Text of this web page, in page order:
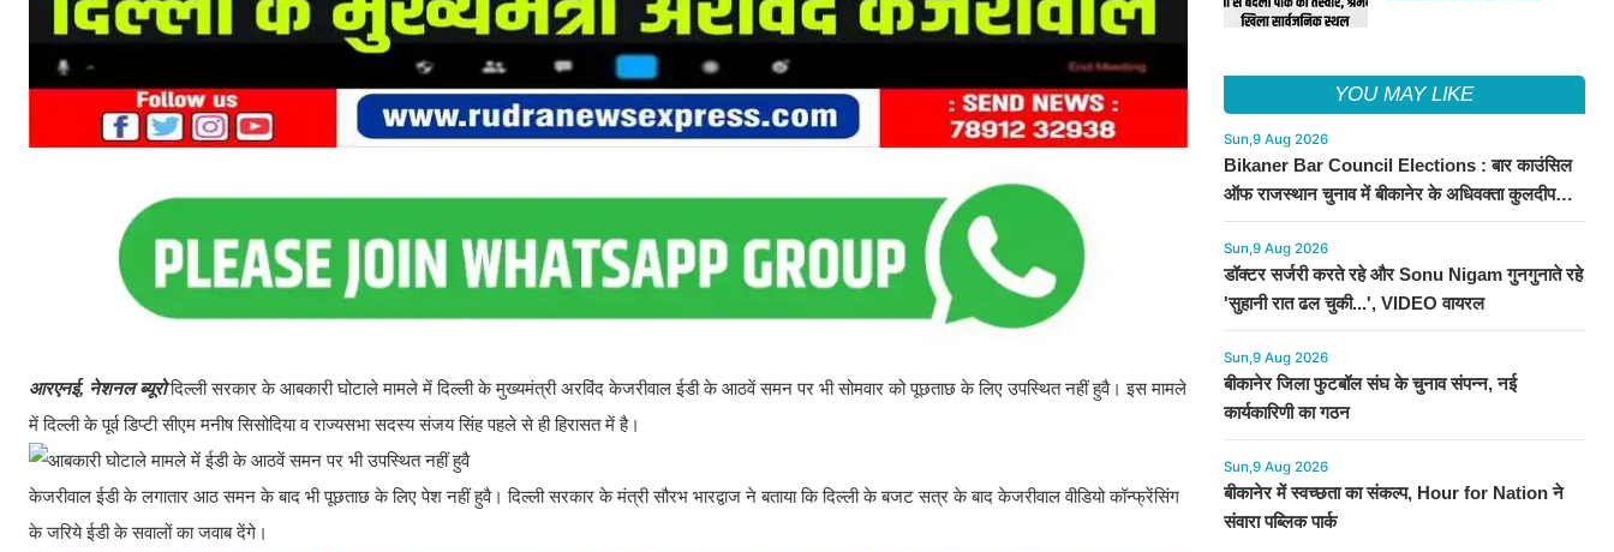
आरएनई, नेशनल ब्यूरोदिल्ली सरकार के आबकारी घोटाले मामले में दिल्ली के मुख्यमंत्री अरविंद केजरीवाल ईडी के आठवें समन पर भी सोमवार को पूछताछ के लिए उपस्थित नहीं हुवै। इस मामले
में दिल्ली के पूर्व डिप्टी सीएम मनीष सिसोदिया व राज्यसभा सदस्य संजय सिंह पहले से ही हिरासत में है।
केजरीवाल ईडी के लगातार आठ समन के बाद भी पूछताछ के लिए पेश नहीं हुवै। दिल्ली सरकार के मंत्री सौरभ भारद्वाज ने बताया कि दिल्ली के बजट सत्र के बाद केजरीवाल वीडियो कॉन्फ्रेंसिंग
के जरिये ईडी के सवालों का जवाब देंगे।
YOU MAY LIKE
Sun,9 Aug 2026
Bikaner Bar Council Elections : बार काउंसिल
ऑफ राजस्थान चुनाव में बीकानेर के अधिवक्ता कुलदीप
कुमार शर्मा की शानदार जीत
Sun,9 Aug 2026
डॉक्टर सर्जरी करते रहे और Sonu Nigam गुनगुनाते रहे
'सुहानी रात ढल चुकी...', VIDEO वायरल
Sun,9 Aug 2026
बीकानेर जिला फुटबॉल संघ के चुनाव संपन्न, नई
कार्यकारिणी का गठन
Sun,9 Aug 2026
बीकानेर में स्वच्छता का संकल्प, Hour for Nation ने
संवारा पब्लिक पार्क